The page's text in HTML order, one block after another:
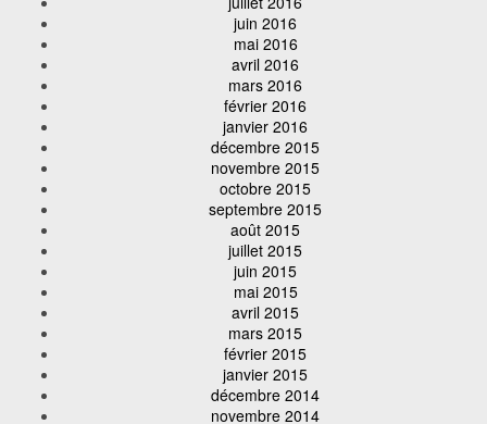
juin 2016
mai 2016
avril 2016
mars 2016
février 2016
janvier 2016
décembre 2015
novembre 2015
octobre 2015
septembre 2015
août 2015
juillet 2015
juin 2015
mai 2015
avril 2015
mars 2015
février 2015
janvier 2015
décembre 2014
novembre 2014